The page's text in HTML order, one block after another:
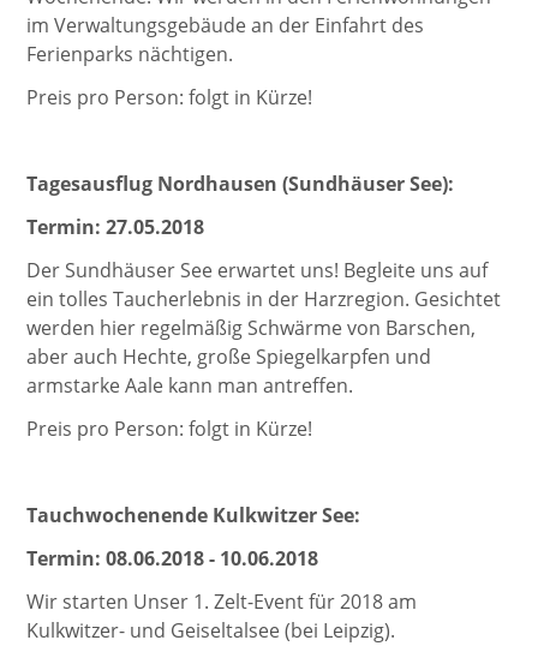
im Verwaltungsgebäude an der Einfahrt des
Ferienparks nächtigen.
Preis pro Person: folgt in Kürze!
Tagesausflug Nordhausen (Sundhäuser See):
Termin: 27.05.2018
Der Sundhäuser See erwartet uns! Begleite uns auf
ein tolles Taucherlebnis in der Harzregion. Gesichtet
werden hier regelmäßig Schwärme von Barschen,
aber auch Hechte, große Spiegelkarpfen und
armstarke Aale kann man antreffen.
Preis pro Person: folgt in Kürze!
Tauchwochenende Kulkwitzer See:
Termin: 08.06.2018 - 10.06.2018
Wir starten Unser 1. Zelt-Event für 2018 am
Kulkwitzer- und Geiseltalsee (bei Leipzig).